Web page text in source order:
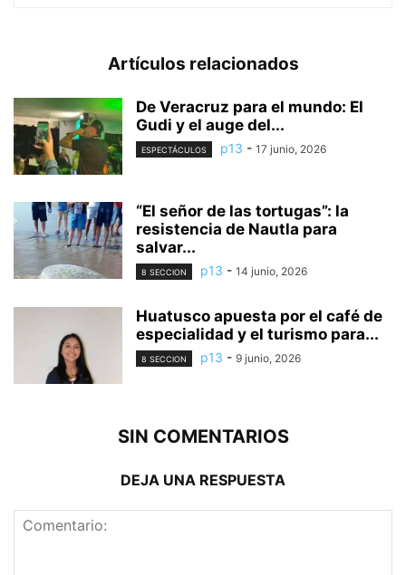
Artículos relacionados
De Veracruz para el mundo: El
Gudi y el auge del...
ESPECTÁCULOS p13 - 17 junio, 2026
“El señor de las tortugas”: la
resistencia de Nautla para
salvar...
8 SECCION p13 - 14 junio, 2026
Huatusco apuesta por el café de
especialidad y el turismo para...
8 SECCION p13 - 9 junio, 2026
SIN COMENTARIOS
DEJA UNA RESPUESTA